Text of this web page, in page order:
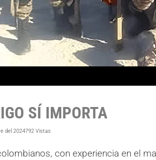
SÍ IMPORTA
del 2024792 Vistas
con experiencia en el